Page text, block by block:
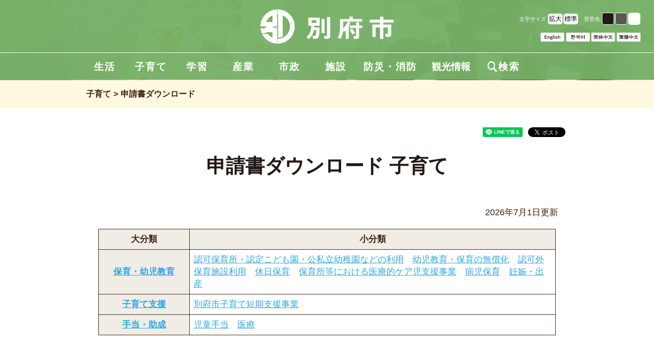
文字サイズ 拡大 標準 背景色
生活 子育て 学習 産業 市政 施設 防災・消防 観光情報 検索
子育て 申請書ダウンロード
申請書ダウンロード 子育て
2026年7月1日更新
大分類 小分類
保育・幼児教育
認可保育所・認定こども園・公私立幼稚園などの利用 幼児教育・保育の無償化
認可外
保育施設利用
休日保育 保育所等における医療的ケア児支援事業 病児保育
妊娠・出
産
子育て支援 別府市子育て短期支援事業
手当・助成 児童手当 医療